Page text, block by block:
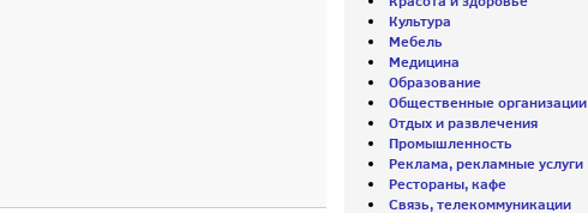
Культура
Мебель
Медицина
Образование
Общественные организации
Отдых и развлечения
Промышленность
Реклама, рекламные услуги
Рестораны, кафе
Связь, телекоммуникации